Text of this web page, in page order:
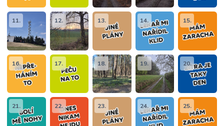
11. 12. 13. 14. 15.
16. 17. 18. 19. 20.
21. 22. 23. 24. 25.